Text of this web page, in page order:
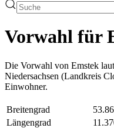
Vorwahl für
Die Vorwahl von Emstek
Niedersachsen (Landkreis
Einwohner.
Breitengrad
Längengrad